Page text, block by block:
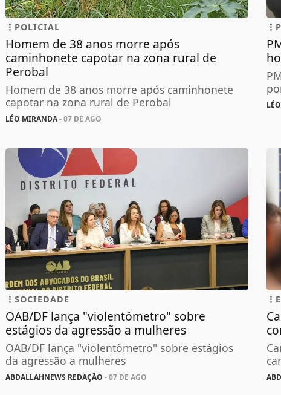
POLICIAL
Homem de 38 anos morre após
caminhonete capotar na zona rural de
Perobal
Homem de 38 anos morre após caminhonete
capotar na zona rural de Perobal
LÉO MIRANDA- 07 DE AGO
SOCIEDADE
OAB/DF lança "violentômetro" sobre
estágios da agressão a mulheres
OAB/DF lança "violentômetro" sobre estágios
da agressão a mulheres
ABDALLAHNEWS REDAÇÃO - 07 DE AGO